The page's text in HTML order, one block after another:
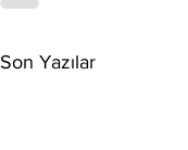
Son Yazılar